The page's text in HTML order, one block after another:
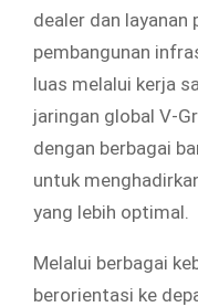
dealer dan layanan
pembangunan
luas melalui kerja
jaringan global V-
dengan berbagai
untuk
yang lebih optimal.
Melalui berbagai
berorientasi ke